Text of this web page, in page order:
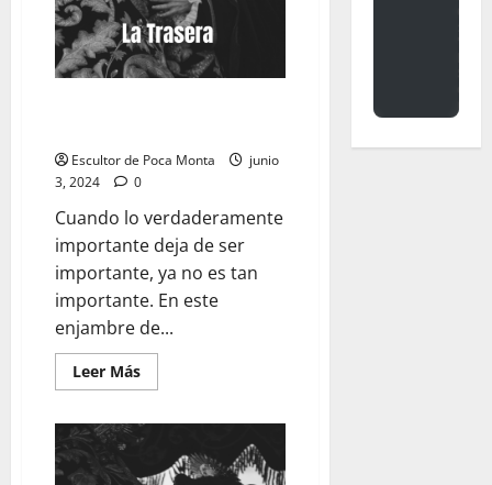
Escultor de Poca Monta
junio
3, 2024
0
Cuando lo verdaderamente
importante deja de ser
importante, ya no es tan
importante. En este
enjambre de...
Leer MásLeer
más
LA
TRASERA:
importancia